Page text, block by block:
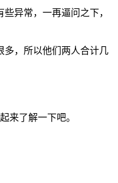
异常，一再逼问之下，
多，所以他们两人合计几
来了解一下吧。